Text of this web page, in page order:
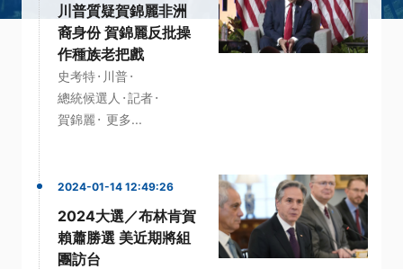
川普質疑賀錦麗非洲
裔身份 賀錦麗反批操
作種族老把戲
史考特· 川普·
總統候選人 ·記者·
賀錦麗 · 更多...
2024-01-14 12:49:26
2024大選／布林肯賀
賴蕭勝選 美近期將組
團訪台